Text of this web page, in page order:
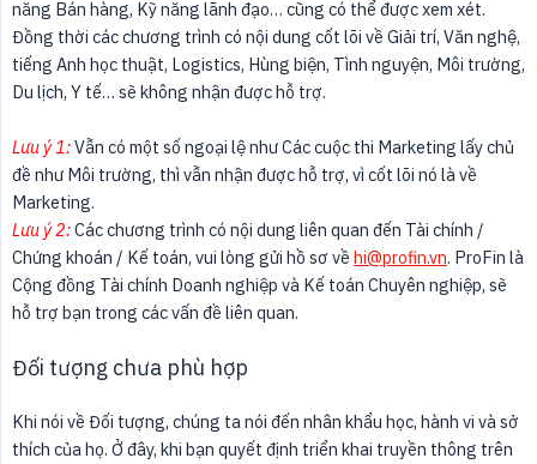
năng Bán hàng, Kỹ năng lãnh đạo… cũng có thể được xem xét.
Đồng thời các chương trình có nội dung cốt lõi về Giải trí, Văn nghệ,
tiếng Anh học thuật, Logistics, Hùng biện, Tình nguyện, Môi trường,
Du lịch, Y tế… sẽ không nhận được hỗ trợ.
Lưu ý 1:Vẫn có một số ngoại lệ như Các cuộc thi Marketing lấy chủ
đề như Môi trường, thì vẫn nhận được hỗ trợ, vì cốt lõi nó là về
Marketing.
Lưu ý 2:Các chương trình có nội dung liên quan đến Tài chính /
Chứng khoán / Kế toán, vui lòng gửi hồ sơ về hi@profin.vn. ProFin là
Cộng đồng Tài chính Doanh nghiệp và Kế toán Chuyên nghiệp, sẽ
hỗ trợ bạn trong các vấn đề liên quan.
Đối tượng chưa phù hợp
Khi nói về Đối tượng, chúng ta nói đến nhân khẩu học, hành vi và sở
thích của họ. Ở đây, khi bạn quyết định triển khai truyền thông trên